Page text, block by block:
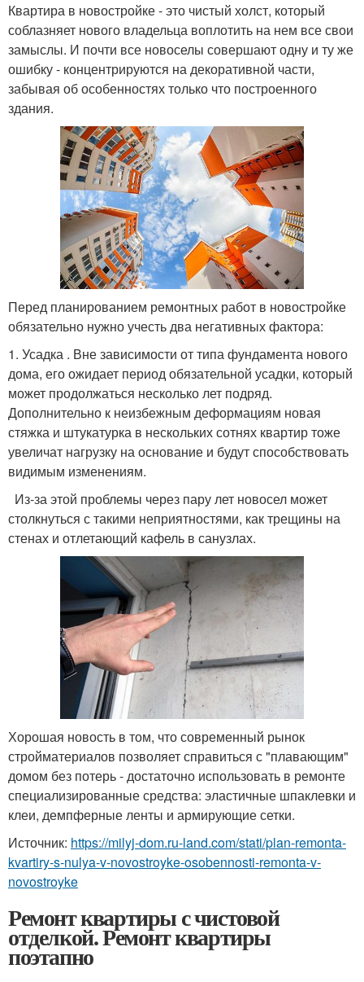
Квартира в новостройке - это чистый холст, который
соблазняет нового владельца воплотить на нем все свои
замыслы. И почти все новоселы совершают одну и ту же
ошибку - концентрируются на декоративной части,
забывая об особенностях только что построенного
здания.
Перед планированием ремонтных работ в новостройке
обязательно нужно учесть два негативных фактора:
1. Усадка . Вне зависимости от типа фундамента нового
дома, его ожидает период обязательной усадки, который
может продолжаться несколько лет подряд.
Дополнительно к неизбежным деформациям новая
стяжка и штукатурка в нескольких сотнях квартир тоже
увеличат нагрузку на основание и будут способствовать
видимым изменениям.
Из-за этой проблемы через пару лет новосел может
столкнуться с такими неприятностями, как трещины на
стенах и отлетающий кафель в санузлах.
Хорошая новость в том, что современный рынок
стройматериалов позволяет справиться с "плавающим"
домом без потерь - достаточно использовать в ремонте
специализированные средства: эластичные шпаклевки и
клеи, демпферные ленты и армирующие сетки.
Источник: https://milyj-dom.ru-land.com/stati/plan-remonta-
kvartiry-s-nulya-v-novostroyke-osobennosti-remonta-v-
novostroyke
Ремонт квартиры с чистовой
отделкой. Ремонт квартиры
поэтапно